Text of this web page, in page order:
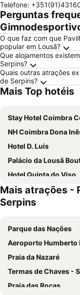
Telefone:
Perguntas
O que faz com que
popular em Lousã?
Que alojamentos
Serpins?
Quais outras atrações
de Serpins?
Mais Top hotéis
Stay Hotel Coimbra
NH Coimbra Dona
Hotel D. Luís
Palácio da Lousã
Hotel Quinta do Viso
Hotel Astoria
Hotel Oslo Coimbra
Vale das Maias - Casa de
Hotel de Arganil
Internacional
Riversuites
Guest House Infante Dom
Mais atrações -
Serpins
Parque das Nações
Aeroporto Humberto
Praia da Nazaré
Termas de Chaves - Spa do
Praia das Rocas